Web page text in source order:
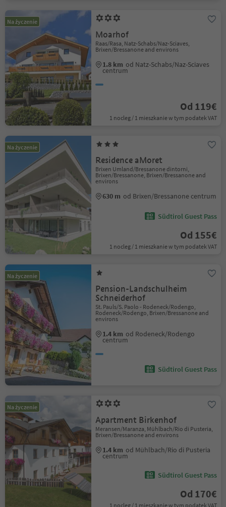
Na życzenie
Moarhof
Raas/Rasa, Natz-Schabs/Naz-Sciaves,
Brixen/Bressanone and environs
1.8 km od Natz-Schabs/Naz-Sciaves
centrum
Od 119€
1 nocleg / 1 mieszkanie w tym podatek VAT
Na życzenie
Residence aMoret
Brixen Umland/Bressanone dintorni,
Brixen/Bressanone, Brixen/Bressanone and
environs
630 m od Brixen/Bressanone centrum
Südtirol Guest Pass
Od 155€
1 nocleg / 1 mieszkanie w tym podatek VAT
Na życzenie
Pension-Landschulheim
Schneiderhof
St. Pauls/S. Paolo - Rodeneck/Rodengo,
Rodeneck/Rodengo, Brixen/Bressanone and
environs
1.4 km od Rodeneck/Rodengo
centrum
Südtirol Guest Pass
Na życzenie
Apartment Birkenhof
Meransen/Maranza, Mühlbach/Rio di Pusteria,
Brixen/Bressanone and environs
1.4 km od Mühlbach/Rio di Pusteria
centrum
Südtirol Guest Pass
Od 170€
1 nocleg / 1 mieszkanie w tym podatek VAT